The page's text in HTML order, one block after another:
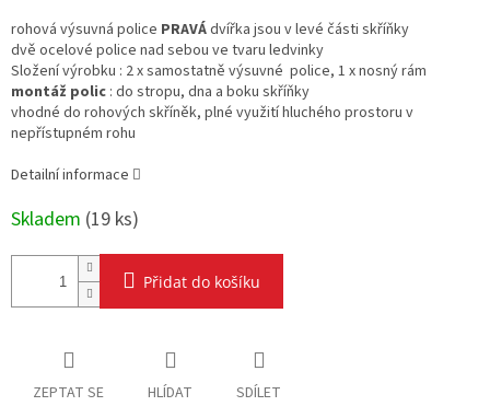
cena:
rohová výsuvná police PRAVÁdvířka jsou v levé části skříňky
dvě ocelové police nad sebou ve tvaru ledvinky
Složení výrobku : 2 x samostatně výsuvné police, 1 x nosný rám
montáž polic : do stropu, dna a boku skříňky
vhodné do rohových skříněk, plné využití hluchého prostoru v
nepřístupném rohu
Detailní informace
Skladem (19 ks)
Přidat do košíku
ZEPTAT SE HLÍDAT SDÍLET